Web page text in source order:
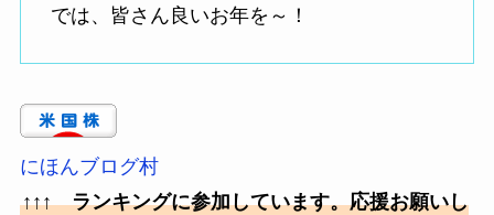
では、皆さん良いお年を～！
にほんブログ村
↑↑↑ ランキングに参加しています。応援お願いし